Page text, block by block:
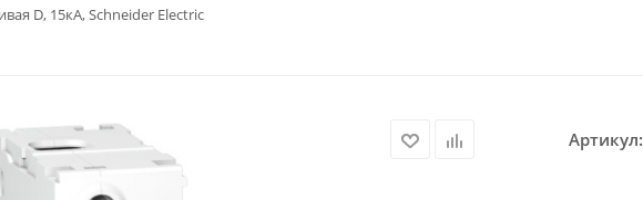
D, 15кА, Schneider Electric
Артикул: